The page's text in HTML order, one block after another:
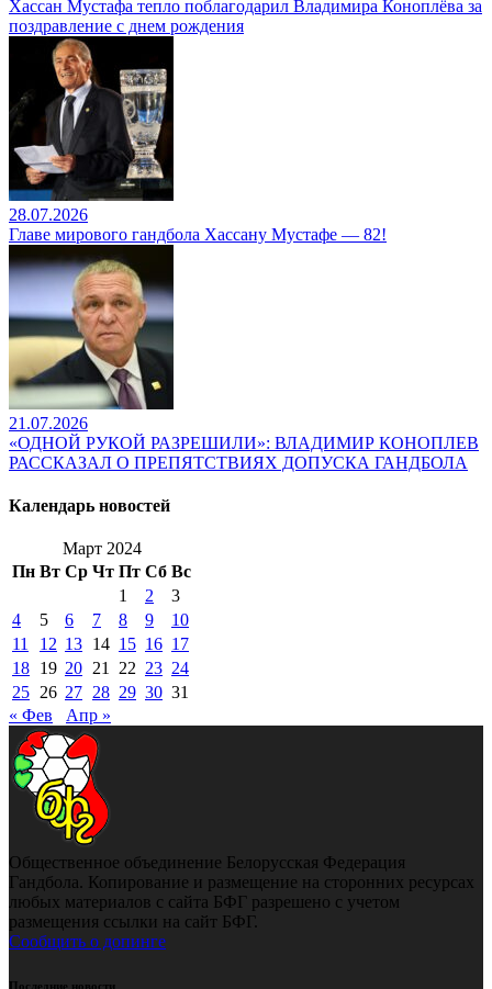
Хассан Мустафа тепло поблагодарил Владимира Коноплёва за
поздравление с днем рождения
28.07.2026
Главе мирового гандбола Хассану Мустафе — 82!
21.07.2026
«ОДНОЙ РУКОЙ РАЗРЕШИЛИ»: ВЛАДИМИР КОНОПЛЕВ
РАССКАЗАЛ О ПРЕПЯТСТВИЯХ ДОПУСКА ГАНДБОЛА
Календарь новостей
Март 2024
Пн Вт Ср Чт Пт Сб Вс
1
2
3
4
5 6 7 8 9
10
11
12 13 14 15 16 17
18 19 20 21 22 23 24
25 26 27 28 29 30 31
« Фев
Апр »
Общественное объединение Белорусская Федерация
Гандбола. Копирование и размещение на сторонних ресурсах
любых материалов с сайта БФГ разрешено с учетом
размещения ссылки на сайт БФГ.
Сообщить о допинге
Последние новости